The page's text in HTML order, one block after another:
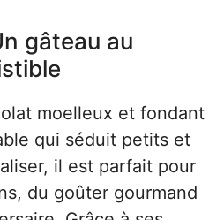
gâteau au
moelleux et fondant
qui séduit petits et
il est parfait pour
du goûter gourmand